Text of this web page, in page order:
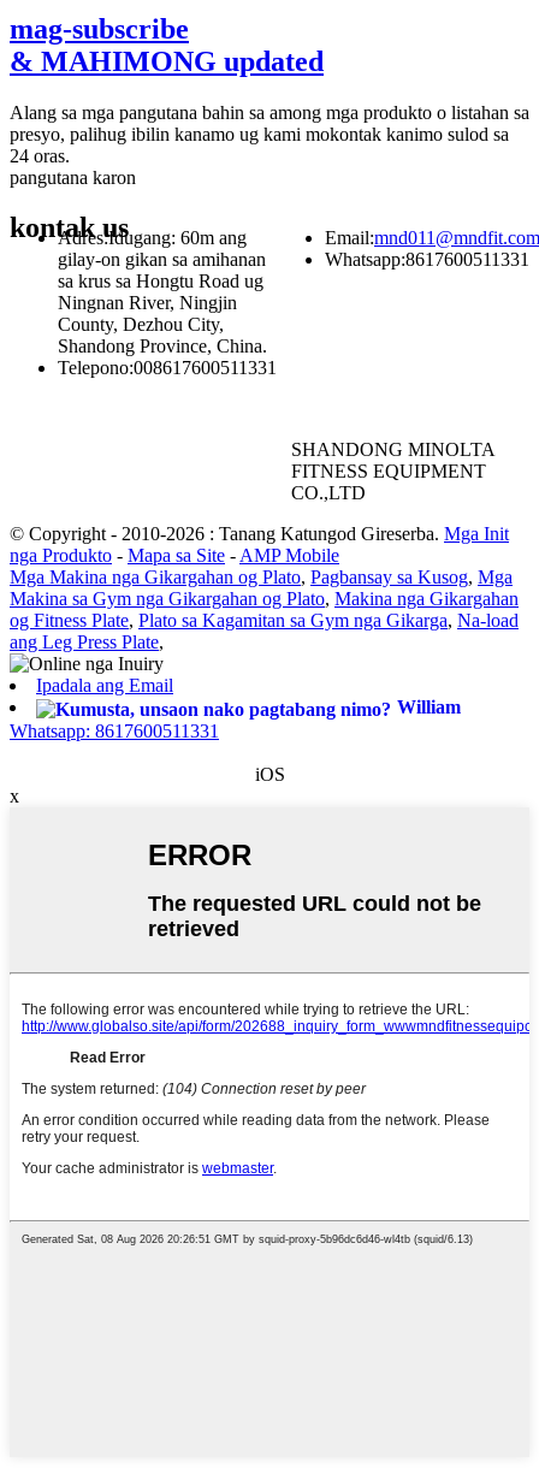
mag-subscribe
& MAHIMONG updated
Alang sa mga pangutana bahin sa among mga produkto o listahan sa
presyo, palihug ibilin kanamo ug kami mokontak kanimo sulod sa
24 oras.
pangutana karon
kontakus
Adres:Idugang: 60m ang
gilay-on gikan sa amihanan
sa krus sa Hongtu Road ug
Ningnan River, Ningjin
County, Dezhou City,
Shandong Province, China.
Telepono:008617600511331
Email:mnd011@mndfit.com
Whatsapp:8617600511331
SHANDONG MINOLTA
FITNESS EQUIPMENT
CO.,LTD
© Copyright - 2010-2026 : Tanang Katungod Gireserba. Mga Init
nga Produkto - Mapa sa Site - AMP Mobile
Mga Makina nga Gikargahan og Plato, Pagbansay sa Kusog, Mga
Makina sa Gym nga Gikargahan og Plato, Makina nga Gikargahan
og Fitness Plate, Plato sa Kagamitan sa Gym nga Gikarga, Na-load
ang Leg Press Plate,
Ipadala ang Email
William
Whatsapp: 8617600511331
iOS
x